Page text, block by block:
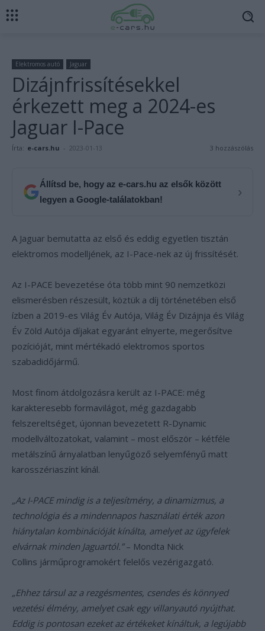
Elektromos autó Jaguar
Dizájnfrissítésekkel
érkezett meg a 2024-es
Jaguar I-Pace
Írta: e-cars.hu - 2023-01-13 3 hozzászólás
Állítsd be, hogy az e-cars.hu az elsők között
legyen a Google-találatokban!
›
A Jaguar bemutatta az első és eddig egyetlen tisztán
elektromos modelljének, az I-Pace-nek az új frissítését.
Az I-PACE bevezetése óta több mint 90 nemzetközi
elismerésben részesült, köztük a díj történetében első
ízben a 2019-es Világ Év Autója, Világ Év Dizájnja és Világ
Év Zöld Autója díjakat egyaránt elnyerte, megerősítve
pozícióját, mint mértékadó elektromos sportos
szabadidőjármű.
Most finom átdolgozásra került az I-PACE: még
karakteresebb formavilágot, még gazdagabb
felszereltséget, újonnan bevezetett R-Dynamic
modellváltozatokat, valamint – most először – kétféle
metálszínű árnyalatban lenyűgöző selyemfényű matt
karosszériaszínt kínál.
„Az I-PACE mindig is a teljesítmény, a dinamizmus, a
technológia és a mindennapos használati érték azon
hiánytalan kombinációját kínálta, amelyet az ügyfelek
elvárnak minden Jaguartól.”– Mondta Nick
Collins járműprogramokért felelős vezérigazgató.
„Ehhez társul az a rezgésmentes, csendes és könnyed
vezetési élmény, amelyet csak egy villanyautó nyújthat.
Eddig is pontosan ezeket az értékeket kínáltuk, a legújabb